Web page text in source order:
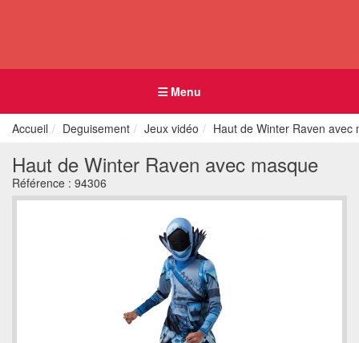
Menu
Accueil Deguisement Jeux vidéo Haut de Winter Raven avec
Haut de Winter Raven avec masque
Référence : 94306